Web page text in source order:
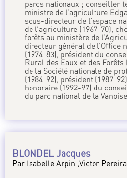
parcs nationaux ; conseiller
ministre de l’agriculture
sous-directeur de l’espace
de l’agriculture (1967-70),
forêts au ministère de
directeur général de l’Office
(1974-83), président du
Rural des Eaux et des Forêts
de la Société nationale de
(1984-92), président (1987-
honoraire (1992-97) du
du parc national de la
BLONDEL Jacques
Par Isabelle Arpin ,Victor